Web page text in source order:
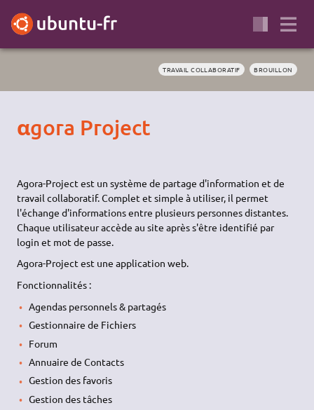
TRAVAIL COLLABORATIF BROUILLON
αgora Project
Agora-Project est un système de partage d'information et de
travail collaboratif. Complet et simple à utiliser, il permet
l'échange d'informations entre plusieurs personnes distantes.
Chaque utilisateur accède au site après s'être identifié par
login et mot de passe.
Agora-Project est une application web.
Fonctionnalités :
Agendas personnels & partagés
Gestionnaire de Fichiers
Forum
Annuaire de Contacts
Gestion des favoris
Gestion des tâches